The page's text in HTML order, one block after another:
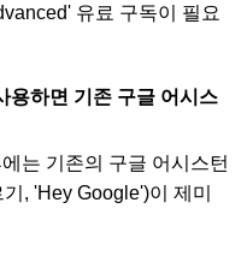
유료 구독이 필요
용하면 기존 구글 어시스
는 기존의 구글 어시스턴
, 'Hey Google')이 제미